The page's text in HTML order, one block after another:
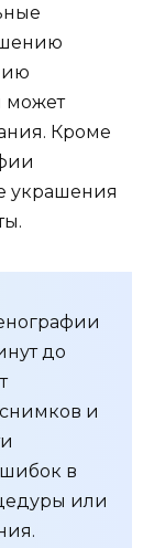
может
Кроме
украшения
до
и
в
или